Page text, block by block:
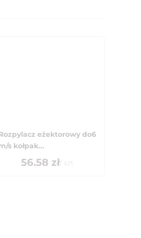
eżektorowy do6
s kołpak...
56.58 zł/ szt